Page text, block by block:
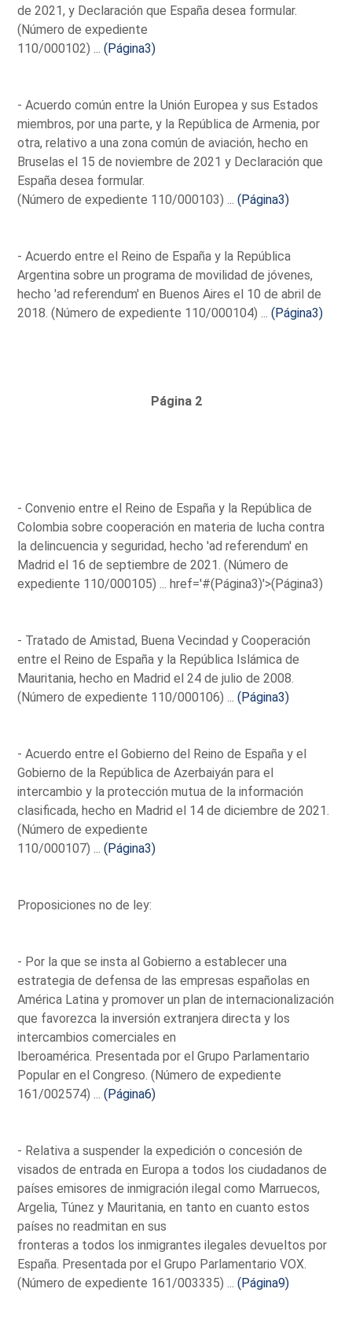
de 2021, y Declaración que España desea formular.
(Número de expediente
110/000102) ...(Página3)
- Acuerdo común entre la Unión Europea y sus Estados
miembros, por una parte, y la República de Armenia, por
otra, relativo a una zona común de aviación, hecho en
Bruselas el 15 de noviembre de 2021 y Declaración que
España desea formular.
(Número de expediente 110/000103) ...(Página3)
- Acuerdo entre el Reino de España y la República
Argentina sobre un programa de movilidad de jóvenes,
hecho 'ad referendum' en Buenos Aires el 10 de abril de
2018. (Número de expediente 110/000104) ...(Página3)
Página 2
- Convenio entre el Reino de España y la República de
Colombia sobre cooperación en materia de lucha contra
la delincuencia y seguridad, hecho 'ad referendum' en
Madrid el 16 de septiembre de 2021. (Número de
expediente 110/000105) ...href='#(Página3)'>(Página3)
- Tratado de Amistad, Buena Vecindad y Cooperación
entre el Reino de España y la República Islámica de
Mauritania, hecho en Madrid el 24 de julio de 2008.
(Número de expediente 110/000106) ...(Página3)
- Acuerdo entre el Gobierno del Reino de España y el
Gobierno de la República de Azerbaiyán para el
intercambio y la protección mutua de la información
clasificada, hecho en Madrid el 14 de diciembre de 2021.
(Número de expediente
110/000107) ...(Página3)
Proposiciones no de ley:
- Por la que se insta al Gobierno a establecer una
estrategia de defensa de las empresas españolas en
América Latina y promover un plan de internacionalización
que favorezca la inversión extranjera directa y los
intercambios comerciales en
Iberoamérica. Presentada por el Grupo Parlamentario
Popular en el Congreso. (Número de expediente
161/002574) ...(Página6)
- Relativa a suspender la expedición o concesión de
visados de entrada en Europa a todos los ciudadanos de
países emisores de inmigración ilegal como Marruecos,
Argelia, Túnez y Mauritania, en tanto en cuanto estos
países no readmitan en sus
fronteras a todos los inmigrantes ilegales devueltos por
España. Presentada por el Grupo Parlamentario VOX.
(Número de expediente 161/003335) ...(Página9)